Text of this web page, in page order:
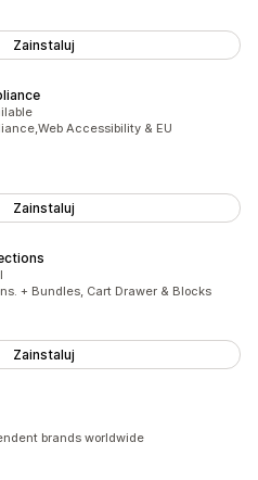
Zainstaluj
Accessibility & EU
Zainstaluj
+ Bundles, Cart Drawer & Blocks
Zainstaluj
brands worldwide